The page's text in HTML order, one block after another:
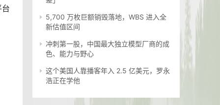
5,700 万枚巨额销毁落地，WBS 进入全
新估值区间
冲刺第一股，中国最大独立模型厂商的成
色、能力与野心
这个美国人靠播客年入 2.5 亿美元，罗永
浩正在学他